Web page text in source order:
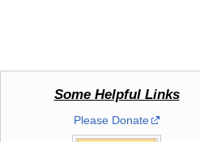
Some Helpful Links
Please Donate